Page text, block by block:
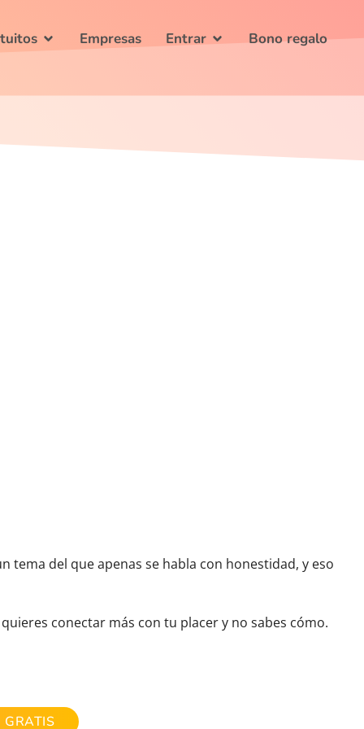
Empresas Entrar Bono regalo
tema del que apenas se habla con honestidad, y eso
conectar más con tu placer y no sabes cómo.
GRATIS